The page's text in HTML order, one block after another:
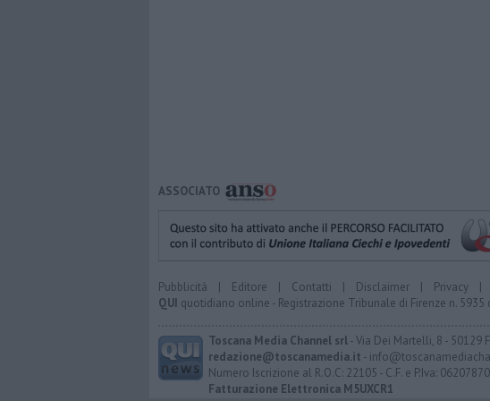
ASSOCIATO
Pubblicità | Editore | Contatti | Disclaimer | Privacy |
QUI quotidiano online - Registrazione Tribunale di Firenze n. 5935
Toscana Media Channel srl- Via Dei Martelli, 8 - 50129
redazione@toscanamedia.it -
Numero Iscrizione al R.O.C: 22105 - C.F. e P.Iva:
Fatturazione Elettronica M5UXCR1